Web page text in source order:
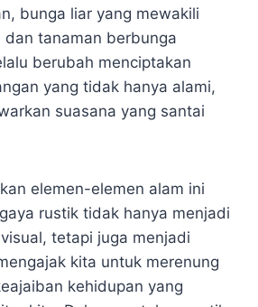
bunga liar yang mewakili
dan tanaman berbunga
berubah menciptakan
yang tidak hanya alami,
suasana yang santai
elemen-elemen alam ini
rustik tidak hanya menjadi
tetapi juga menjadi
kita untuk merenung
kehidupan yang